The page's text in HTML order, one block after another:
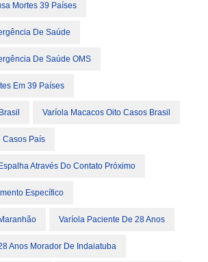
Mortes 39 Países
De Saúde
De Saúde OMS
Em 39 Países
Varíola Macacos Oito Casos Brasil
Casos País
Através Do Contato Próximo
Específico
Varíola Paciente De 28 Anos
Anos Morador De Indaiatuba